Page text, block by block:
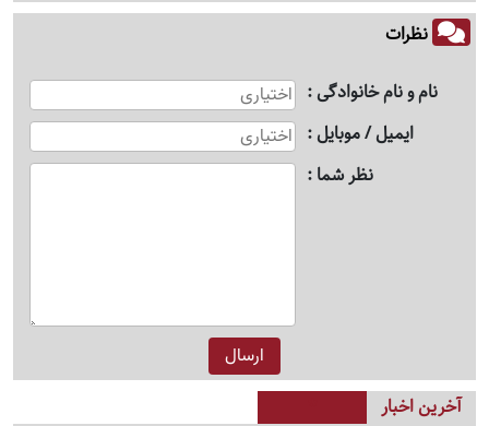
نظرات
نام و نام خانوادگی
ایمیل / موبایل
نظر شما
آخرین اخبار